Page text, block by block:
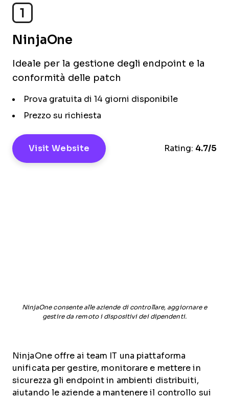
1
NinjaOne
Ideale per la gestione degli endpoint e la
conformità delle patch
Prova gratuita di 14 giorni disponibile
Prezzo su richiesta
Visit Website Rating: 4.7/5
NinjaOne consente alle aziende di controllare, aggiornare e
gestire da remoto i dispositivi dei dipendenti.
NinjaOne offre ai team IT una piattaforma
unificata per gestire, monitorare e mettere in
sicurezza gli endpoint in ambienti distribuiti,
aiutando le aziende a mantenere il controllo sui